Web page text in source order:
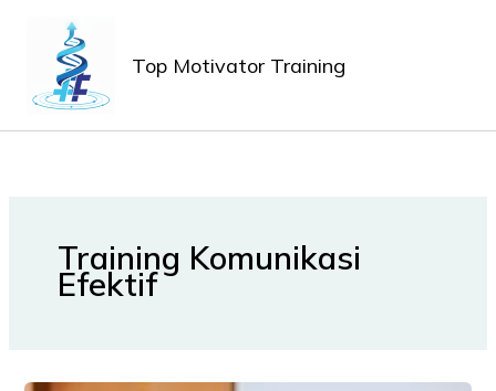
Top Motivator Training
Training Komunikasi
Efektif